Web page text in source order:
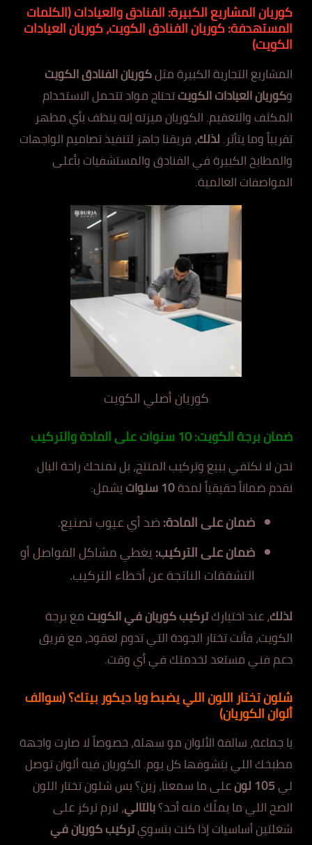
كوريان المشاريع الكبيرة: الفنادق والعيادات(الكلمات
المستهدفة: كوريان الفنادق الكويت، كوريان العيادات
الكويت)
المشاريع التجارية الكبيرة مثلكوريان الفنادق الكويت
وكوريان العيادات الكويتتحتاج مواد تتحمل الاستخدام
المكثف والتعقيم. الكوريان ميزته إنه ينظف بأي مطهر
تقريباً وما يتأثر.لذلك، فريقنا جاهز لتنفيذ تصاميم الواجهات
والمطابخ الكبيرة في الفنادق والمستشفيات بأعلى
المواصفات العالمية.
كوريان أصلي الكويت
ضمان برجة الكويت: 10 سنوات على المادة والتركيب
نحن لا نكتفي ببيع وتركيب المنتج، بل نمنحك راحة البال.
نقدم ضماناً حقيقياً لمدة10 سنوات يشمل:
ضمان على المادة:ضد أي عيوب تصنيع.
ضمان على التركيب:يغطي مشاكل الفواصل أو
التشققات الناتجة عن أخطاء التركيب.
لذلك، عند اختياركتركيب كوريان في الكويتمع برجة
الكويت، فأنت تختار الجودة التي تدوم لعقود، مع فريق
دعم فني مستعد لخدمتك في أي وقت.
شلون تختار اللون اللي يضبط ويا ديكور بيتك؟ (سوالف
ألوان الكوريان)
يا جماعة، سالفة الألوان مو سهلة، خصوصاً لا صارت واجهة
مطبخك اللي بتشوفها كل يوم. الكوريان فيه ألوان توصل
لي105 لون
على ما سمعنا، زين؟ بس شلون تختار اللون
الصح اللي ما يملّك منه أحد؟بالتالي، لازم تركز على
شغلتين أساسيات إذا كنت بتسويتركيب كوريان في